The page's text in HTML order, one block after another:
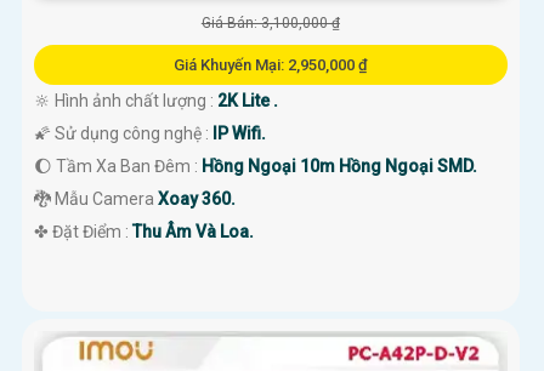
Giá Bán: 3,100,000 ₫
Giá Khuyến Mại: 2,950,000 ₫
🔆 Hình ảnh chất lượng : 2K Lite .
🌠 Sử dụng công nghệ : IP Wifi.
🌔 Tầm Xa Ban Đêm : Hồng Ngoại 10m Hồng Ngoại SMD.
🐉️ Mẫu Camera Xoay 360.
️✤ Đặt Điểm :Thu Âm Và Loa.